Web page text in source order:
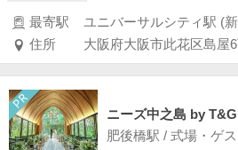
最寄駅
住所
大阪府大阪市此花区島屋
ニーズ中之島 by T&G
肥後橋駅 / 式場・ゲ